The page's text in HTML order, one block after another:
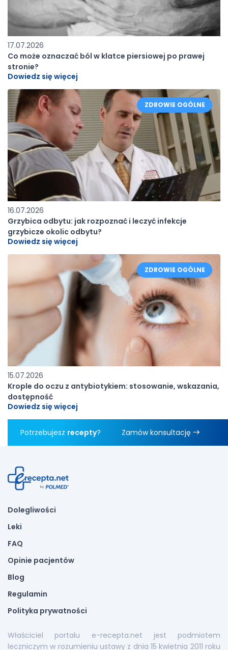
17.07.2026
Co może oznaczać ból w klatce piersiowej po prawej
stronie?
Dowiedz się więcej
16.07.2026
Grzybica odbytu: jak rozpoznać i leczyć infekcje
grzybicze okolic odbytu?
Dowiedz się więcej
ZDROWIE OGÓLNE
15.07.2026
Krople do oczu z antybiotykiem: stosowanie, wskazania,
dostępność
Dowiedz się więcej
ZDROWIE OGÓLNE
Potrzebujesz recepty? Zamów konsultację
Dolegliwości
Leki
FAQ
Opinie pacjentów
Blog
Regulamin
Polityka prywatności
Właściciel portalu e-recepta.net jest podmiotem
leczniczym w rozumieniu ustawy z dnia 15 kwietnia 2011 roku